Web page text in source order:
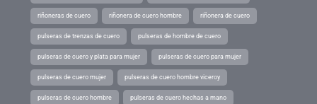
riñoneras de cuero riñonera de cuero hombre riñonera de cuero
pulseras de trenzas de cuero pulseras de hombre de cuero
pulseras de cuero y plata para mujer pulseras de cuero para mujer
pulseras de cuero mujer pulseras de cuero hombre viceroy
pulseras de cuero hombre pulseras de cuero hechas a mano